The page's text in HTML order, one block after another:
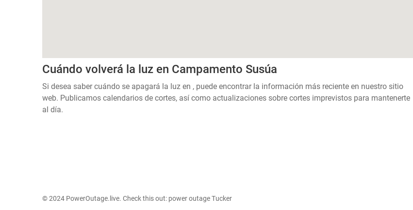
Cuándo volverá la luz en Campamento Susúa
Si desea saber cuándo se apagará la luz en , puede encontrar la información más reciente en nuestro sitio
web. Publicamos calendarios de cortes, así como actualizaciones sobre cortes imprevistos para mantenerte
al día.
© 2024 PowerOutage.live. Check this out: power outage Tucker